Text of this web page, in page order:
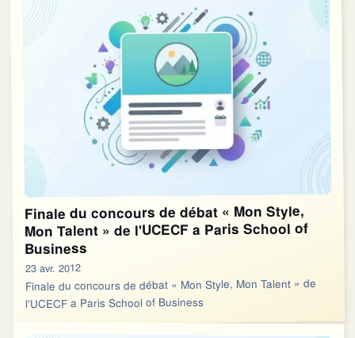
Finale du concours de débat « Mon Style,
Mon Talent » de l'UCECF a Paris School of
Business
23 avr. 2012
Finale du concours de débat « Mon Style, Mon Talent » de
l'UCECF a Paris School of Business